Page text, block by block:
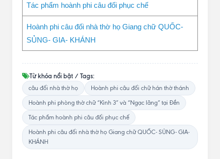
Tác phẩm hoành phi câu đối phục chế
Hoành phi câu đối nhà thờ họ Giang chữ QUỐC-
SỦNG- GIA- KHÁNH
Từ khóa nổi bật / Tags:
câu đối nhà thờ họ Hoành phi câu đối chữ hán thờ thánh
Hoành phi phòng thờ chữ “Kình 3” và “Ngạc lãng” tại Đền
Tác phẩm hoành phi câu đối phục chế
Hoành phi câu đối nhà thờ họ Giang chữ QUỐC- SỦNG- GIA-
KHÁNH